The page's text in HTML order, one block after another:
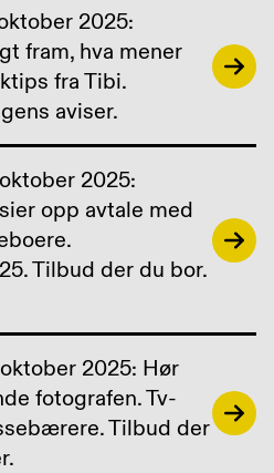
2025:
fram, hva mener
fra Tibi.
aviser.
2025:
opp avtale med
Tilbud der du bor.
2025: Hør
fotografen. Tv-
Tilbud der